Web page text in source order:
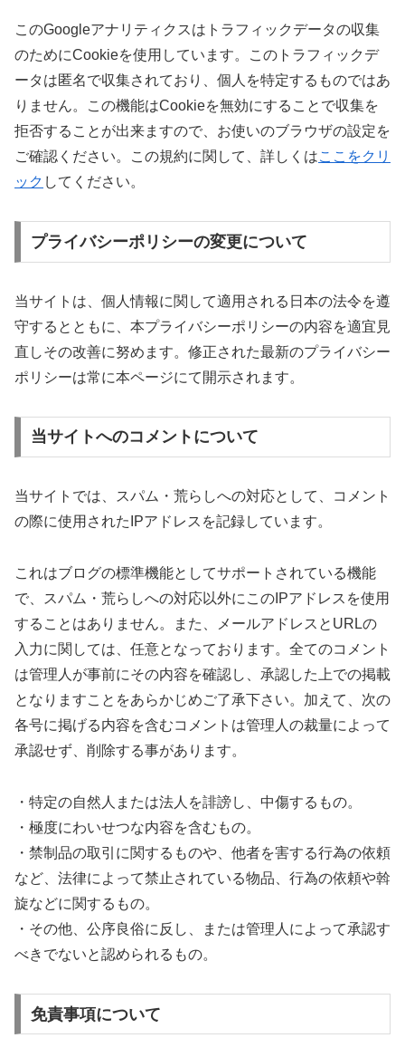
このGoogleアナリティクスはトラフィックデータの収集
のためにCookieを使用しています。このトラフィックデ
ータは匿名で収集されており、個人を特定するものではあ
りません。この機能はCookieを無効にすることで収集を
拒否することが出来ますので、お使いのブラウザの設定を
ご確認ください。この規約に関して、詳しくはここをクリ
ック してください。
プライバシーポリシーの変更について
当サイトは、個人情報に関して適用される日本の法令を遵
守するとともに、本プライバシーポリシーの内容を適宜見
直しその改善に努めます。修正された最新のプライバシー
ポリシーは常に本ページにて開示されます。
当サイトへのコメントについて
当サイトでは、スパム・荒らしへの対応として、コメント
の際に使用されたIPアドレスを記録しています。
これはブログの標準機能としてサポートされている機能
で、スパム・荒らしへの対応以外にこのIPアドレスを使用
することはありません。また、メールアドレスとURLの
入力に関しては、任意となっております。全てのコメント
は管理人が事前にその内容を確認し、承認した上での掲載
となりますことをあらかじめご了承下さい。加えて、次の
各号に掲げる内容を含むコメントは管理人の裁量によって
承認せず、削除する事があります。
・特定の自然人または法人を誹謗し、中傷するもの。
・極度にわいせつな内容を含むもの。
・禁制品の取引に関するものや、他者を害する行為の依頼
など、法律によって禁止されている物品、行為の依頼や斡
旋などに関するもの。
・その他、公序良俗に反し、または管理人によって承認す
べきでないと認められるもの。
免責事項について